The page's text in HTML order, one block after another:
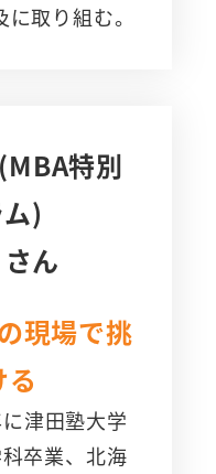
取り組む。
特別
)
さん
現場で挑
津田塾大学
卒業、北海